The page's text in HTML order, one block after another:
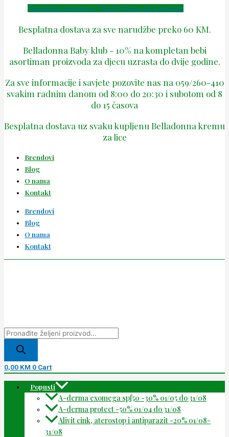
Facebook Instagram Tiktok Phone-alt Envelope
Besplatna dostava za sve narudžbe preko 60 KM.
Belladonna Baby klub - 10% na kompletan bebi
asortiman proizvoda za djecu uzrasta do dvije godine.
Za sve informacije i savjete pozovite nas na 059/260-410
svakim radnim danom od 8:00 do 20:30 i subotom od 8
do 15 časova
Besplatna dostava uz svaku kupljenu Belladonna kremu
za lice
Brendovi
Blog
O nama
Kontakt
Brendovi
Blog
O nama
Kontakt
0,00 KM 0 Cart
Popusti
A-derma exomega spf50 -30% 01/05 do 31/08
A-derma protect -50% 01/04 do 31/08
Alivit cink, aterostop i antiparazit -20% 01/08-
31/08